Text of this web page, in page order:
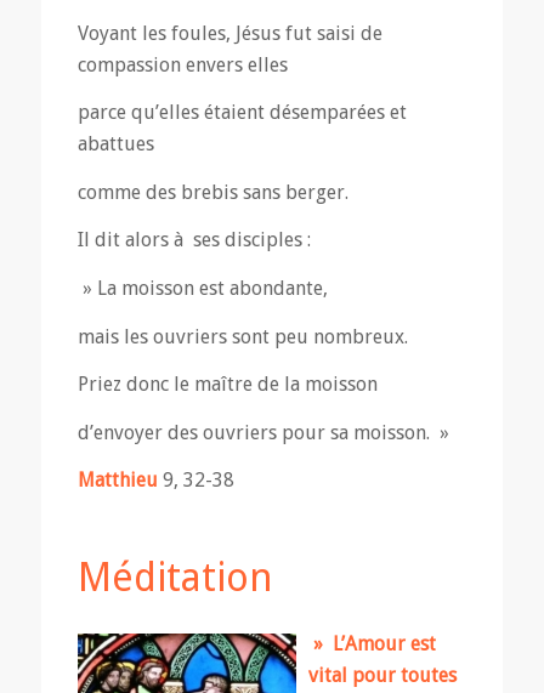
Voyant les foules, Jésus fut saisi de
compassion envers elles
parce qu’elles étaient désemparées et
abattues
comme des brebis sans berger.
Il dit alors à ses disciples :
» La moisson est abondante,
mais les ouvriers sont peu nombreux.
Priez donc le maître de la moisson
d’envoyer des ouvriers pour sa moisson. »
Matthieu 9, 32-38
Méditation
» L’Amour est
vital pour toutes